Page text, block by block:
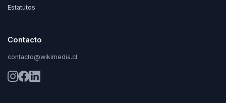
Estatutos
Contacto
contacto@wikimedia.cl